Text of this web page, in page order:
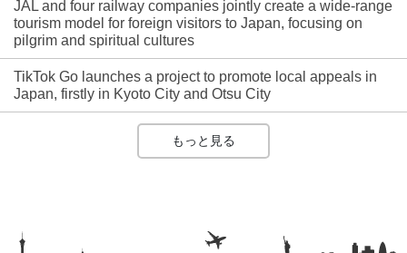
JAL and four railway companies jointly create a wide-range
tourism model for foreign visitors to Japan, focusing on
pilgrim and spiritual cultures
TikTok Go launches a project to promote local appeals in
Japan, firstly in Kyoto City and Otsu City
もっと見る